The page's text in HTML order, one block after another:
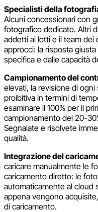
Specialisti della
Alcuni concessionari con
fotografico dedicato. Altri
addetti ai lotti e il team dei
approcci: la risposta
specifica e dalle capacità
Campionamento del
elevati, la revisione di
proibitiva in termini di
esaminare il 100% per il
campionamento del 20-
Segnalate e risolvete
qualità.
Integrazione del
caricare manualmente le
caricamento diretto: le
automaticamente al cloud
appena vengono
di caricamento.